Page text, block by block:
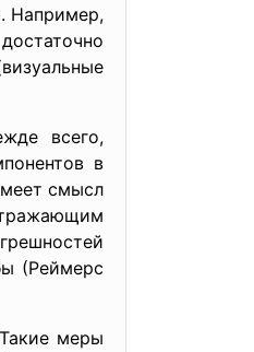
Например,
всего,
в
смысл
(Реймерс
меры